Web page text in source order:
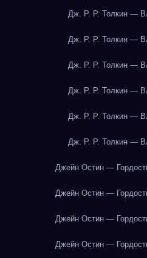
Дж. Р. Р. Толкин —
Дж. Р. Р. Толкин —
Дж. Р. Р. Толкин —
Дж. Р. Р. Толкин —
Дж. Р. Р. Толкин —
Дж. Р. Р. Толкин —
Джейн Остин —
Джейн Остин —
Джейн Остин —
Джейн Остин —